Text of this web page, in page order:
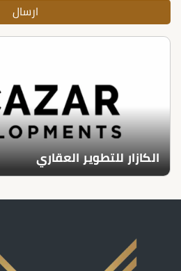
الكازار للتطوير العقاري